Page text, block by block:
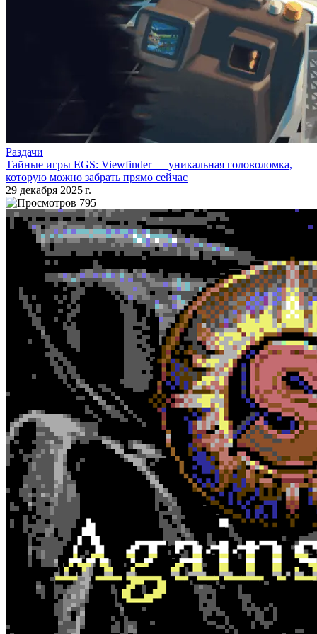
Раздачи
Тайные игры EGS: Viewfinder — уникальная головоломка,
которую можно забрать прямо сейчас
29 декабря 2025 г.
795